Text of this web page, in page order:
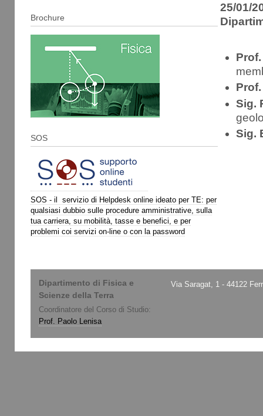
Brochure
SOS
SOS - il servizio di Helpdesk online ideato per TE: per
qualsiasi dubbio sulle procedure amministrative, sulla
tua carriera, su mobilità, tasse e benefici, e per
problemi coi servizi on-line o con la password
25/01/
Sig.
Sig.
Dipartimento di Fisica e
Scienze della Terra
Coordinatore del Corso di Studio:
Prof. Paolo Lenisa
Via Saragat, 1 - 44122